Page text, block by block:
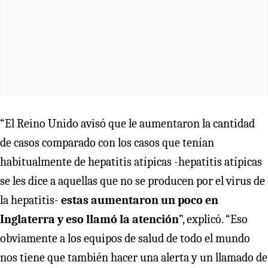
“El Reino Unido avisó que le aumentaron la cantidad
de casos comparado con los casos que tenían
habitualmente de hepatitis atípicas -hepatitis atípicas
se les dice a aquellas que no se producen por el virus de
la hepatitis- estas aumentaron un poco en
Inglaterra y eso llamó la atención”, explicó. “Eso
obviamente a los equipos de salud de todo el mundo
nos tiene que también hacer una alerta y un llamado de